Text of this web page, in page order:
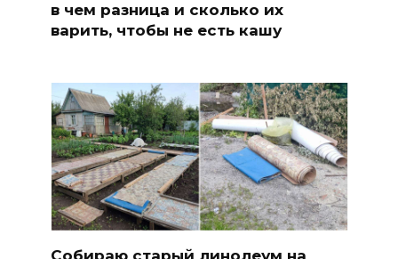
в чем разница и сколько их
варить, чтобы не есть кашу
Собираю старый линолеум на